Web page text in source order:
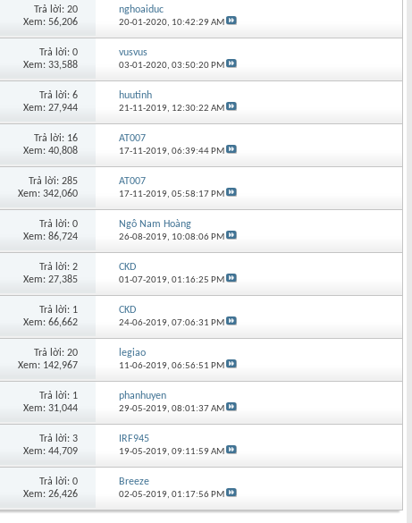
Trả lời: 20
Xem: 56,206
nghoaiduc
20-01-2020, 10:42:29 AM
Trả lời: 0
Xem: 33,588
vusvus
03-01-2020,03:50:20 PM
Trả lời: 6
Xem: 27,944
huutinh
21-11-2019, 12:30:22 AM
Trả lời: 16
Xem: 40,808
AT007
17-11-2019,06:39:44 PM
Trả lời: 285
Xem: 342,060
AT007
17-11-2019,05:58:17 PM
Trả lời: 0
Xem: 86,724
Ngô Nam Hoàng
26-08-2019, 10:08:06 PM
Trả lời: 2
Xem: 27,385
CKD
01-07-2019,01:16:25 PM
Trả lời: 1
Xem: 66,662
CKD
24-06-2019,07:06:31 PM
Trả lời: 20
Xem: 142,967
legiao
11-06-2019,06:56:51 PM
Trả lời: 1
Xem: 31,044
phanhuyen
29-05-2019,08:01:37 AM
Trả lời: 3
Xem: 44,709
IRF945
19-05-2019,09:11:59 AM
Trả lời: 0
Xem: 26,426
Breeze
02-05-2019,01:17:56 PM